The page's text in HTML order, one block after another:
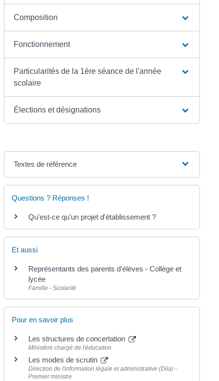
Composition
Fonctionnement
Particularités de la 1ère séance de l'année
scolaire
Élections et désignations
Textes de référence
Questions ? Réponses !
Qu'est-ce qu'un projet d'établissement ?
Et aussi
Représentants des parents d'élèves - Collège et
lycée
Famille - Scolarité
Pour en savoir plus
Les structures de concertation
Ministère chargé de l'éducation
Les modes de scrutin
Direction de l'information légale et administrative (Dila) -
Premier ministre